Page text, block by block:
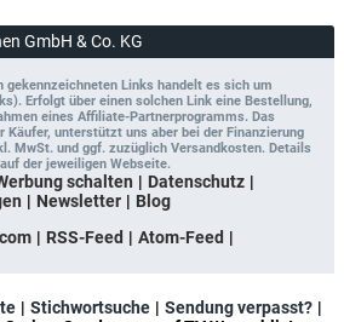
GmbH & Co. KG
gekennzeichneten Links handelt es sich um
Erfolgt über einen solchen Link eine Bestellung,
eines Affiliate-Partnerprogramms. Das
Käufer, unterstützt uns aber bei der Finanzierung
MwSt. und ggf. zuzüglich Versandkosten. Details
der jeweiligen Webseite.
schalten
Datenschutz
Newsletter
Blog
RSS-Feed
Atom-Feed
Stichwortsuche
Sendung verpasst?